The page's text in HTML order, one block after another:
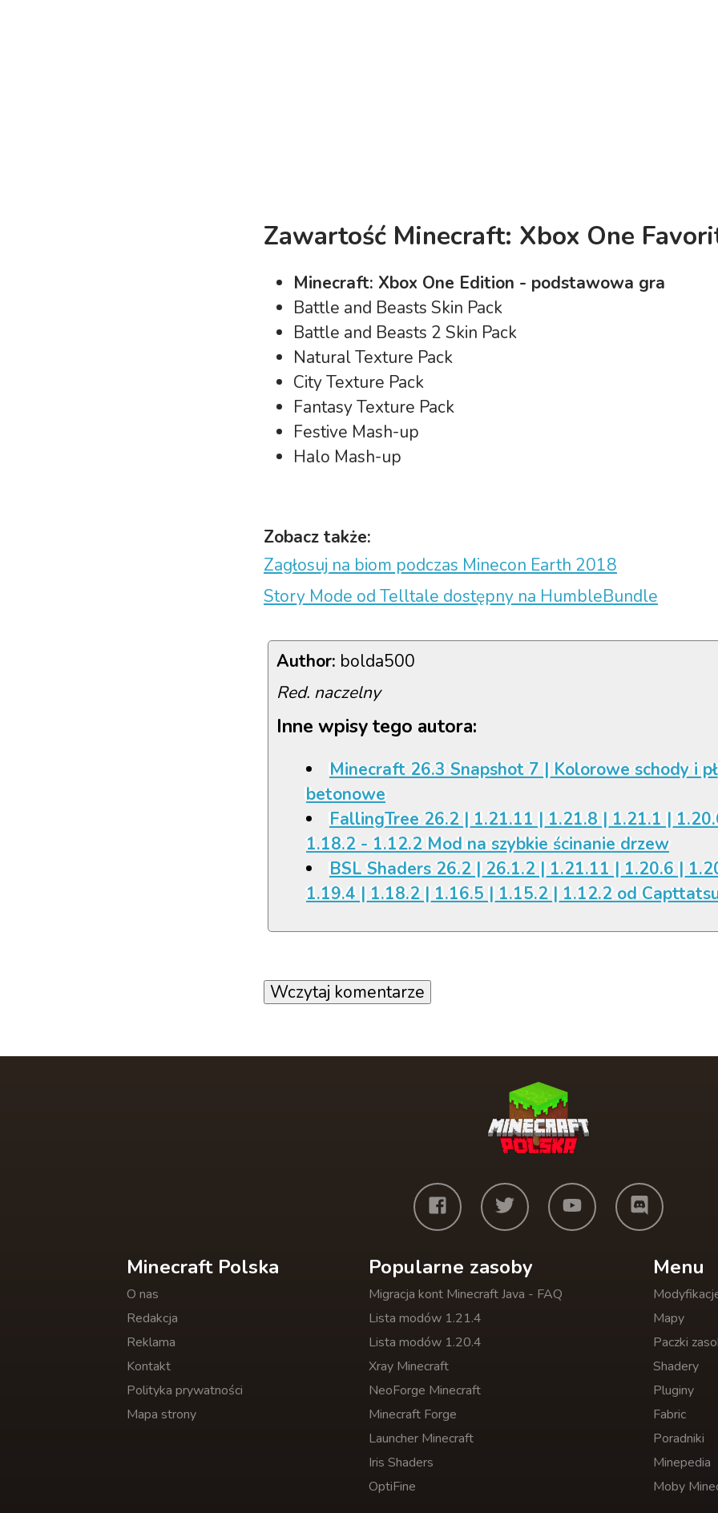
Zawartość Minecraft: Xbox One
Minecraft: Xbox One Edition - podstawowa gra
Battle and Beasts Skin Pack
Battle and Beasts 2 Skin Pack
Natural Texture Pack
City Texture Pack
Fantasy Texture Pack
Festive Mash-up
Halo Mash-up
Zobacz także:
Zagłosuj na biom podczas Minecon Earth 2018
Story Mode od Telltale dostępny na HumbleBundle
Author: bolda500
Red. naczelny
Inne wpisy tego autora:
Minecraft 26.3 Snapshot 7 | Kolorowe schody i
betonowe
FallingTree 26.2 | 1.21.11 | 1.21.8 | 1.21.1 |
1.18.2 - 1.12.2 Mod na szybkie ścinanie drzew
BSL Shaders 26.2 | 26.1.2 | 1.21.11 | 1.20.6 |
1.19.4 | 1.18.2 | 1.16.5 | 1.15.2 | 1.12.2 od
Wczytaj komentarze
Minecraft Polska
O nas
Redakcja
Reklama
Kontakt
Polityka prywatności
Mapa strony
Popularne zasoby
Migracja kont Minecraft Java - FAQ
Lista modów 1.21.4
Lista modów 1.20.4
Xray Minecraft
NeoForge Minecraft
Minecraft Forge
Launcher Minecraft
Iris Shaders
OptiFine
Menu
Mapy
Paczki
Shadery
Pluginy
Fabric
Poradniki
Minepedia
Moby